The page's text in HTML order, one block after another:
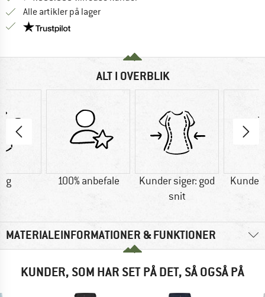
Alle artikler på lager
Vi er Trustpilot-certificeret - oplysningerne får du
ALT I OVERBLIK
g 100% anbefale
Kunder siger: god
snit
Kunder
MATERIALEINFORMATIONER & FUNKTIONER
KUNDER, SOM HAR SET PÅ DET, SÅ OGSÅ PÅ